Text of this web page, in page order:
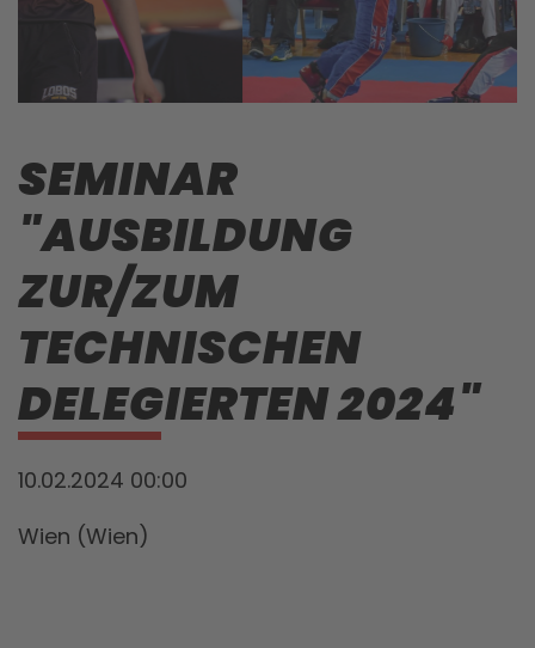
SEMINAR
"AUSBILDUNG
ZUR/ZUM
TECHNISCHEN
DELEGIERTEN 2024"
10.02.2024 00:00
Wien (Wien)